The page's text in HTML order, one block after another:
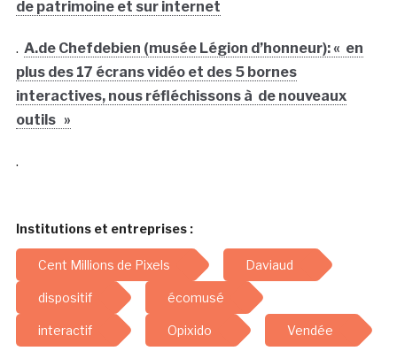
de patrimoine et sur internet
. A.de Chefdebien (musée Légion d’honneur): « en
plus des 17 écrans vidéo et des 5 bornes
interactives, nous réfléchissons à de nouveaux
outils »
.
Institutions et entreprises :
Cent Millions de Pixels Daviaud
dispositif écomusé
interactif Opixido Vendée